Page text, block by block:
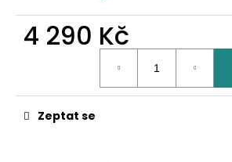
4 290 Kč
Zeptat se
u
m
e